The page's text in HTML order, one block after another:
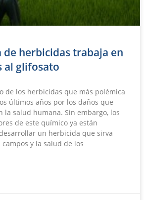
de herbicidas trabaja en
al glifosato
de los herbicidas que más polémica
últimos años por los daños que
la salud humana. Sin embargo, los
de este químico ya están
un herbicida que sirva
y la salud de los